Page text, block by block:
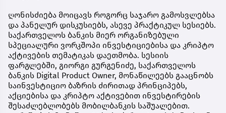
ღონისძიება მოიცავს როგორც საჯარო გამოსვლებსა
და პანელურ დისკუსიებს, ასევე პრაქტიკულ სესიებს.
საქართველოს ბანკის მიერ ორგანიზებული
სპეციალური ვორკშოპი ინვესტიციებისა და კრიპტო
აქტივების თემატიკას დაეთმობა. სესიის
ფარგლებში, გიორგი გურგენიძე, საქართველოს
ბანკის Digital Product Owner, მონაწილეებს გააცნობს
საინვესტიციო ბაზრის ძირითად პრინციპებს,
აქციებისა და კრიპტო აქტივებით ინვესტირების
შესაძლებლობებს მობილბანკის საშუალებით.